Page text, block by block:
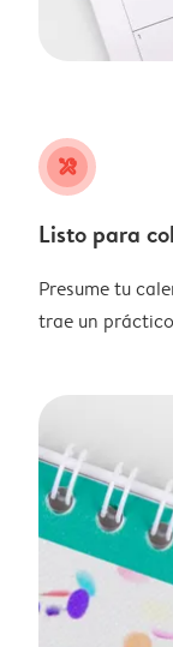
tools
Listo para
Presume tu
trae un